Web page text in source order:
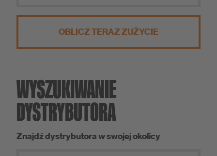
OBLICZ TERAZ ZUŻYCIE
WYSZUKIWANIE
DYSTRYBUTORA
Znajdź dystrybutora w swojej okolicy